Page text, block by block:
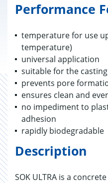
Performance
temperature for use
temperature)
universal application
suitable for the
prevents pore
ensures clean and
no impediment to
adhesion
rapidly biodegradable
Description
SOK ULTRA is a